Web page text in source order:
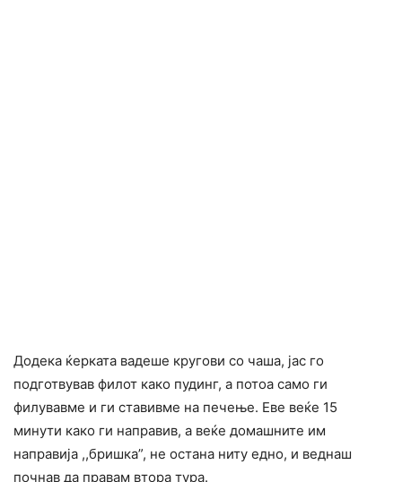
Додека ќерката вадеше кругови со чаша, јас го
подготвував филот како пудинг, а потоа само ги
филувавме и ги ставивме на печење. Еве веќе 15
минути како ги направив, а веќе домашните им
направија ,,бришка”, не остана ниту едно, и веднаш
почнав да правам втора тура.